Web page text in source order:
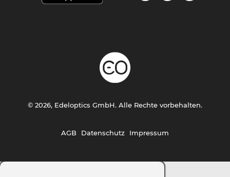
AGB Datenschutz Impressum
© 2026, Edeloptics GmbH. Alle Rechte vorbehalten.